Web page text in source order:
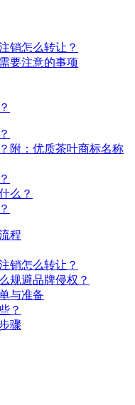
销怎么转让？
要注意的事项
附：优质茶叶商标名称
么？
程
销怎么转让？
规避品牌侵权？
与准备
？
骤